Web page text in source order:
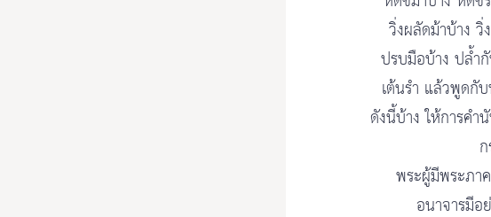
วิ่งผลัดม้าบ้าง
ปรบมือบ้าง ปล้ำ
เต้นรำ แล้วพูดกั
ดังนี้บ้าง ให้การค
พระผู้มีพระภา
อนาจารมีอ